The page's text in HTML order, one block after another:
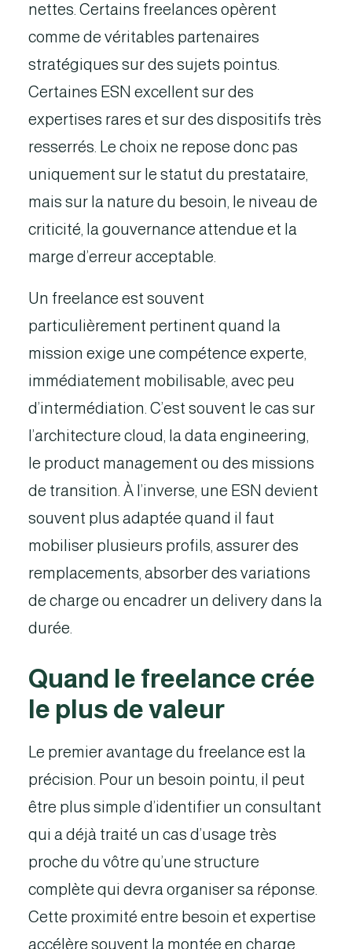
nettes. Certains freelances opèrent
comme de véritables partenaires
stratégiques sur des sujets pointus.
Certaines ESN excellent sur des
expertises rares et sur des dispositifs très
resserrés. Le choix ne repose donc pas
uniquement sur le statut du prestataire,
mais sur la nature du besoin, le niveau de
criticité, la gouvernance attendue et la
marge d’erreur acceptable.
Un freelance est souvent
particulièrement pertinent quand la
mission exige une compétence experte,
immédiatement mobilisable, avec peu
d’intermédiation. C’est souvent le cas sur
l’architecture cloud, la data engineering,
le product management ou des missions
de transition. À l’inverse, une ESN devient
souvent plus adaptée quand il faut
mobiliser plusieurs profils, assurer des
remplacements, absorber des variations
de charge ou encadrer un delivery dans la
durée.
Quand le freelance crée
le plus de valeur
Le premier avantage du freelance est la
précision. Pour un besoin pointu, il peut
être plus simple d’identifier un consultant
qui a déjà traité un cas d’usage très
proche du vôtre qu’une structure
complète qui devra organiser sa réponse.
Cette proximité entre besoin et expertise
accélère souvent la montée en charge.